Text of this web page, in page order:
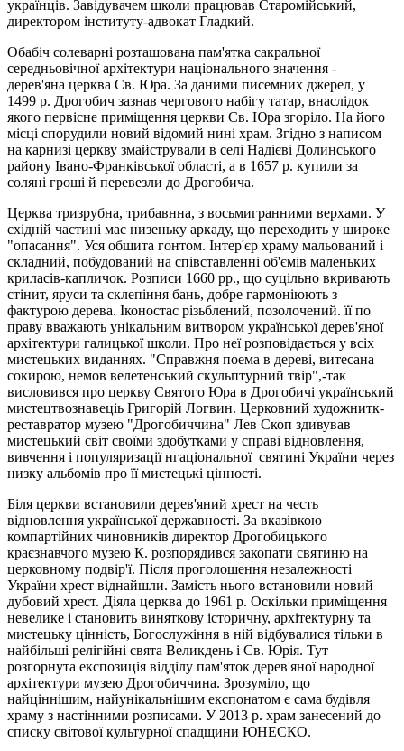
українців. Завідувачем школи працював Старомійський,
директором інституту-адвокат Гладкий.
Обабіч солеварні розташована пам'ятка сакральної
середньовічної архітектури національного значення -
дерев'яна церква Св. Юра. За даними писемних джерел, у
1499 р. Дрогобич зазнав чергового набігу татар, внаслідок
якого первісне приміщення церкви Св. Юра згоріло. На його
місці спорудили новий відомий нині храм. Згідно з написом
на карнизі церкву змайстрували в селі Надієві Долинського
району Івано-Франківської області, а в 1657 р. купили за
соляні гроші й перевезли до Дрогобича.
Церква тризрубна, трибавнна, з восьмигранними верхами. У
східній частині має низеньку аркаду, що переходить у широке
"опасання". Уся обшита гонтом. Інтер'єр храму мальований і
складний, побудований на співставленні об'ємів маленьких
криласів-капличок. Розписи 1660 рр., що суцільно вкривають
стінит, яруси та склепіння бань, добре гармоніюють з
фактурою дерева. Іконостас різьблений, позолочений. її по
праву вважають унікальним витвором української дерев'яної
архітектури галицької школи. Про неї розповідається у всіх
мистецьких виданнях. "Справжня поема в дереві, витесана
сокирою, немов велетенський скульптурний твір",-так
висловився про церкву Святого Юра в Дрогобичі український
мистецтвознавеціь Григорій Логвин. Церковний художнитк-
реставратор музею "Дрогобиччина" Лев Скоп здивував
мистецький світ своїми здобутками у справі відновлення,
вивчення і популяризації нгаціональної святині України через
низку альбомів про її мистецькі цінності.
Біля церкви встановили дерев'яний хрест на честь
відновлення української державності. За вказівкою
компартійних чиновників директор Дрогобицького
краєзнавчого музею К. розпорядився закопати святиню на
церковному подвір'ї. Після проголошення незалежності
України хрест віднайшли. Замість нього встановили новий
дубовий хрест. Діяла церква до 1961 р. Оскільки приміщення
невелике і становить виняткову історичну, архітектурну та
мистецьку цінність, Богослужіння в ній відбувалися тільки в
найбільші релігійні свята Великдень і Св. Юрія. Тут
розгорнута експозиція відділу пам'яток дерев'яної народної
арxітектури музею Дрогобиччина. Зрозуміло, що
найціннішим, найунікальнішим експонатом є сама будівля
храму з настінними розписами. У 2013 р. храм занесений до
списку світової культурної спадщини ЮНЕСКО.